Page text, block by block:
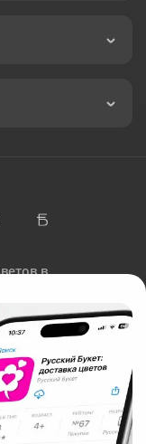
в
«Технология»
Ипподромская,